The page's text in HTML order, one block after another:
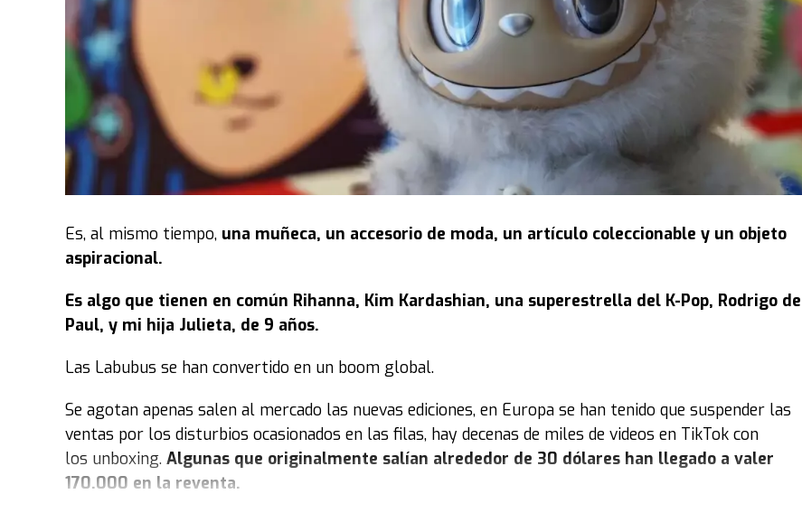
Es, al mismo tiempo, una muñeca, un accesorio de moda, un artículo coleccionable y un objeto
aspiracional.
Es algo que tienen en común Rihanna, Kim Kardashian, una superestrella del K-Pop, Rodrigo de
Paul, y mi hija Julieta, de 9 años.
Las Labubus se han convertido en un boom global.
Se agotan apenas salen al mercado las nuevas ediciones, en Europa se han tenido que suspender las
ventas por los disturbios ocasionados en las filas, hay decenas de miles de videos en TikTok con
los unboxing. Algunas que originalmente salían alrededor de 30 dólares han llegado a valer
170.000 en la reventa.